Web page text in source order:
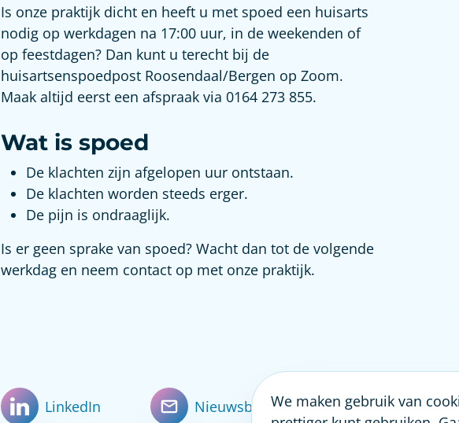
Is onze praktijk dicht en heeft u met spoed een huisarts
nodig op werkdagen na 17:00 uur, in de weekenden of
op feestdagen? Dan kunt u terecht bij de
huisartsenspoedpost Roosendaal/Bergen op Zoom.
Maak altijd eerst een afspraak via 0164 273 855.
Wat is spoed
De klachten zijn afgelopen uur ontstaan.
De klachten worden steeds erger.
De pijn is ondraaglijk.
Is er geen sprake van spoed? Wacht dan tot de volgende
werkdag en neem contact op met onze praktijk.
LinkedIn NieuwsbriefWe maken gebruik van